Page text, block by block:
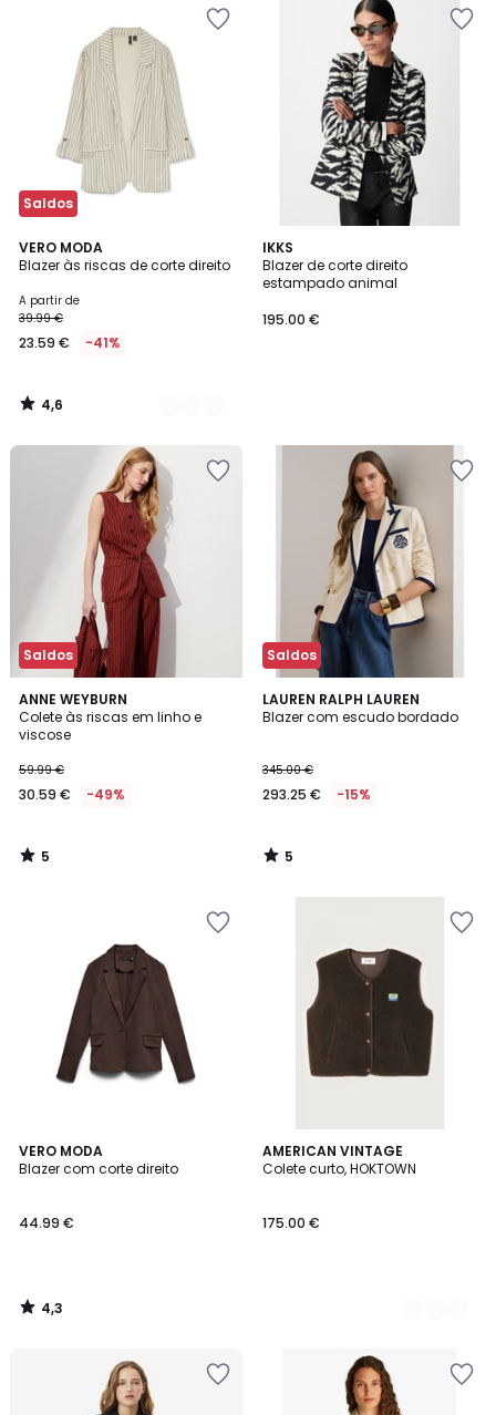
Saldos
VERO MODA
Blazer às riscas de corte direito
A partir de
39.99 €
23.59 € -41%
4,6
/ 5
2
Cores
4,6
/
IKKS
Blazer de corte direito
estampado animal
195.00 €
Saldos
ANNE WEYBURN
Colete às riscas em linho e
viscose
59.99 €
30.59 € -49%
5
/
5
5
/
Saldos
LAUREN RALPH LAUREN
Blazer com escudo bordado
345.00 €
293.25 € -15%
5
/
5
/
VERO MODA
Blazer com corte direito
44.99 €
4,3
/ 5
4,3
/
AMERICAN VINTAGE
Colete curto, HOKTOWN
175.00 €
4
Cores